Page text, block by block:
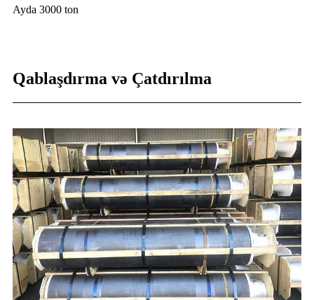
Ayda 3000 ton
Qablaşdırma və Çatdırılma